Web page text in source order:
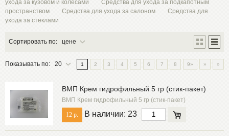
GRASS
KANGAROO
LAVR
MOTUL
OKTAN
PROconnect
ухода за кузовом и колесами
Средства для ухода за подкапотным
пространством
Средства для ухода за салоном
Средства для
ухода за стеклами
Сортировать по: цене
Показывать по: 20 1 2 3 4 5 6 7 8 9» » »
ВМП Крем гидрофильный 5 гр (стик-пакет)
ВМП Крем гидрофильный 5 гр (стик-пакет)
12 р. В наличии: 23